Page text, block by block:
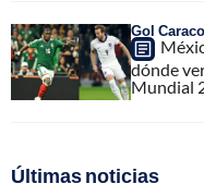
Gol
dónde
Mundial
Últimas noticias